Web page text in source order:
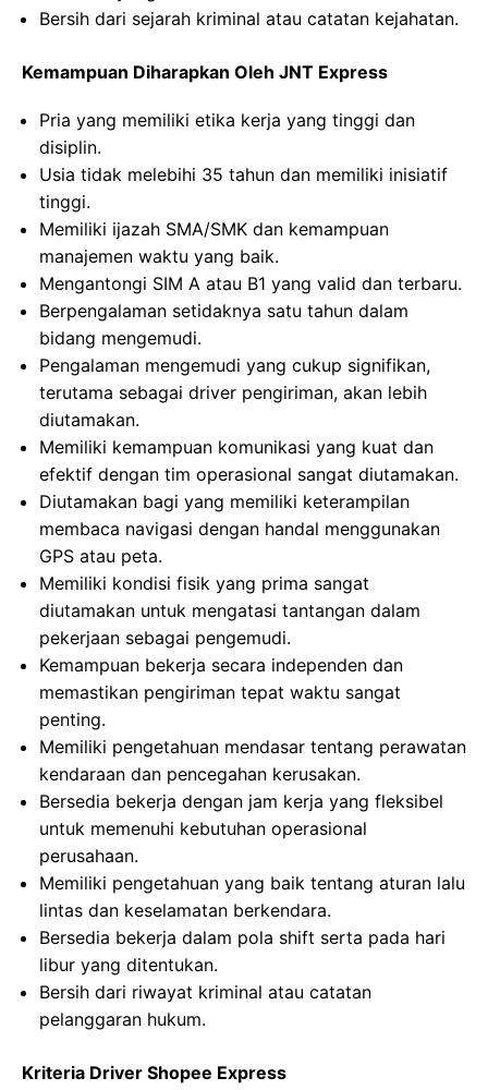
Bersih dari sejarah kriminal atau catatan kejahatan.
Kemampuan Diharapkan Oleh JNT Express
Pria yang memiliki etika kerja yang tinggi dan
disiplin.
Usia tidak melebihi 35 tahun dan memiliki inisiatif
tinggi.
Memiliki ijazah SMA/SMK dan kemampuan
manajemen waktu yang baik.
Mengantongi SIM A atau B1 yang valid dan terbaru.
Berpengalaman setidaknya satu tahun dalam
bidang mengemudi.
Pengalaman mengemudi yang cukup signifikan,
terutama sebagai driver pengiriman, akan lebih
diutamakan.
Memiliki kemampuan komunikasi yang kuat dan
efektif dengan tim operasional sangat diutamakan.
Diutamakan bagi yang memiliki keterampilan
membaca navigasi dengan handal menggunakan
GPS atau peta.
Memiliki kondisi fisik yang prima sangat
diutamakan untuk mengatasi tantangan dalam
pekerjaan sebagai pengemudi.
Kemampuan bekerja secara independen dan
memastikan pengiriman tepat waktu sangat
penting.
Memiliki pengetahuan mendasar tentang perawatan
kendaraan dan pencegahan kerusakan.
Bersedia bekerja dengan jam kerja yang fleksibel
untuk memenuhi kebutuhan operasional
perusahaan.
Memiliki pengetahuan yang baik tentang aturan lalu
lintas dan keselamatan berkendara.
Bersedia bekerja dalam pola shift serta pada hari
libur yang ditentukan.
Bersih dari riwayat kriminal atau catatan
pelanggaran hukum.
Kriteria Driver Shopee Express